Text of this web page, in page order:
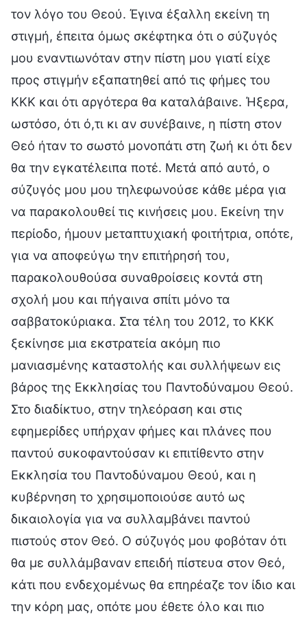
τον λόγο του Θεού. Έγινα έξαλλη εκείνη τη
στιγμή, έπειτα όμως σκέφτηκα ότι ο σύζυγός
μου εναντιωνόταν στην πίστη μου γιατί είχε
προς στιγμήν εξαπατηθεί από τις φήμες του
ΚΚΚ και ότι αργότερα θα καταλάβαινε. Ήξερα,
ωστόσο, ότι ό,τι κι αν συνέβαινε, η πίστη στον
Θεό ήταν το σωστό μονοπάτι στη ζωή κι ότι δεν
θα την εγκατέλειπα ποτέ. Μετά από αυτό, ο
σύζυγός μου μου τηλεφωνούσε κάθε μέρα για
να παρακολουθεί τις κινήσεις μου. Εκείνη την
περίοδο, ήμουν μεταπτυχιακή φοιτήτρια, οπότε,
για να αποφεύγω την επιτήρησή του,
παρακολουθούσα συναθροίσεις κοντά στη
σχολή μου και πήγαινα σπίτι μόνο τα
σαββατοκύριακα. Στα τέλη του 2012, το ΚΚΚ
ξεκίνησε μια εκστρατεία ακόμη πιο
μανιασμένης καταστολής και συλλήψεων εις
βάρος της Εκκλησίας του Παντοδύναμου Θεού.
Στο διαδίκτυο, στην τηλεόραση και στις
εφημερίδες υπήρχαν φήμες και πλάνες που
παντού συκοφαντούσαν κι επιτίθεντο στην
Εκκλησία του Παντοδύναμου Θεού, και η
κυβέρνηση το χρησιμοποιούσε αυτό ως
δικαιολογία για να συλλαμβάνει παντού
πιστούς στον Θεό. Ο σύζυγός μου φοβόταν ότι
θα με συλλάμβαναν επειδή πίστευα στον Θεό,
κάτι που ενδεχομένως θα επηρέαζε τον ίδιο και
την κόρη μας, οπότε μου έθετε όλο και πιο